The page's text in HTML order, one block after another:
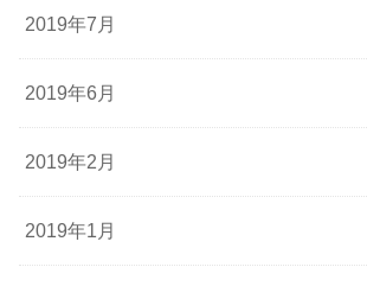
2019年7月
2019年6月
2019年2月
2019年1月